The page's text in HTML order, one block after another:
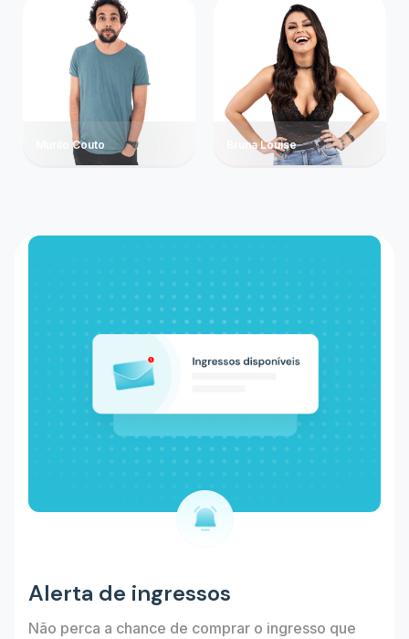
Murilo Couto Bruna Louise
Alerta de ingressos
Não perca a chance de comprar o ingresso que